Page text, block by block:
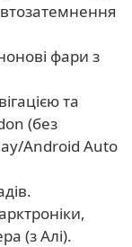
фари з
та
(без
Android Auto
(з Алі).